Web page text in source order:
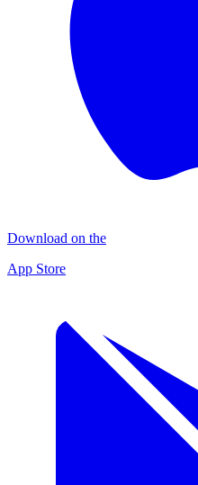
Download on the
App Store